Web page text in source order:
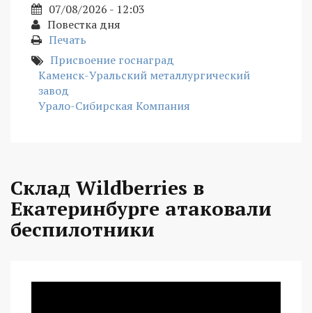
07/08/2026 - 12:03
Повестка дня
Печать
Присвоение госнаград
Каменск-Уральский металлургический
завод
Урало-Сибирская Компания
Склад Wildberries в
Екатеринбурге атаковали
беспилотники